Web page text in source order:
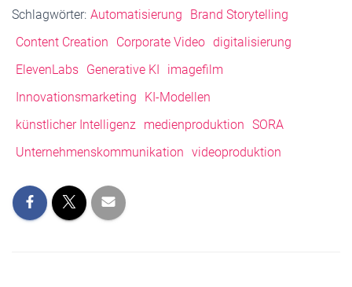
Schlagwörter: Automatisierung
Brand Storytelling
Content Creation
Corporate Video digitalisierung
ElevenLabs Generative KI
imagefilm
Innovationsmarketing
KI-Modellen
künstlicher Intelligenz medienproduktion SORA
Unternehmenskommunikation videoproduktion